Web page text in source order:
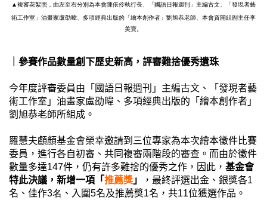
▲複審花絮照 ，由左至右分別為本會陳依伶執行長、
「國語日報週刊」主編古文、「發現者藝
術工作室」油畫家盧劭暐、 多項經典出版的 「繪本創作者 」 劉旭恭老師、本會資開組副主任李
美寶。
參賽作品數量創下歷史新高， 評審難捨優秀遺珠
今年度評審委員由「國語日報週刊」主編古文、「發現者藝
術工作室」油畫家盧劭暐、 多項經典出版的 「 繪本創作者 」
劉旭恭老師所組成。
羅慧夫顱顏基金會榮幸邀請到三位專家為本次繪本徵件比賽
委員，進行各自初審、共同複審兩階段的審查。而由於徵件
數量多達147件， 仍有許多難捨的優秀之作 ， 因此 ， 基金會
特此決議 ， 新增一項 「推薦獎 」 ，最終評選出金、銀獎各1
名 、佳作3名 、 入圍5名及推薦獎1名 ， 共11位獲選作品 。